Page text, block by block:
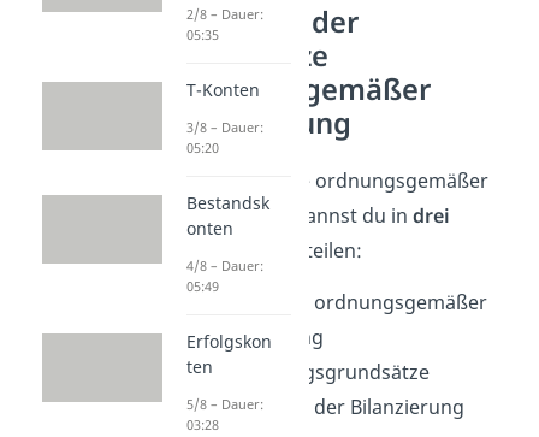
Übersicht der
Grundsätze
ordnungsgemäßer
Buchführung
Die Grundsätze ordnungsgemäßer
Buchführung kannst du indrei
unterteilen:
Grundsätze ordnungsgemäßer
Buchführung
Abgrenzungsgrundsätze
Grundsätze der Bilanzierung
2/8 – Dauer:
05:35
T-Konten
3/8 – Dauer:
05:20
Bestandsk
onten
4/8 – Dauer:
05:49
Erfolgskon
ten
5/8 – Dauer:
03:28